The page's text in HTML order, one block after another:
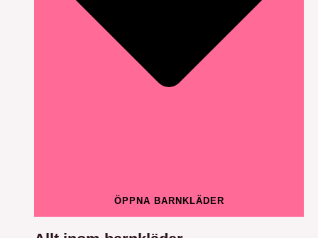
ÖPPNA BARNKLÄDER